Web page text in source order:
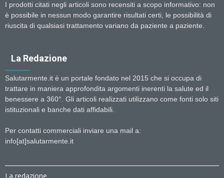
I prodotti citati negli articoli sono recensiti a scopo informativo: non
è possibile in nessun modo garantire risultati certi, le possibilità di
riuscita di qualsiasi trattamento variano da paziente a paziente.
La Redazione
Salutarmente.it è un portale fondato nel 2015 che si occupa di
trattare in maniera approfondita argomenti inerenti la salute ed il
benessere a 360°. Gli articoli realizzati utilizzano come fonti solo siti
istituzionali e banche dati affidabili.
Per contatti commerciali inviare una mail a:
info[at]salutarmente.it
La redazione